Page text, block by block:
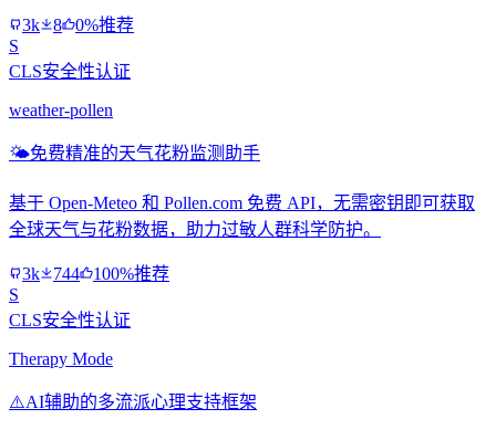
3k 8
0%推荐
S
CLS安全性认证
weather-pollen
🌤️免费精准的天气花粉监测助手
基于 Open-Meteo 和 Pollen.com 免费 API，无需密钥即可获取
全球天气与花粉数据，助力过敏人群科学防护。
3k 744
100%推荐
S
CLS安全性认证
Therapy Mode
⚠️AI辅助的多流派心理支持框架